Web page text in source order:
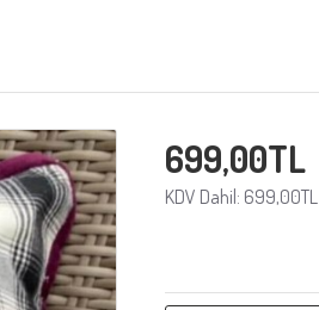
699,00TL
KDV Dahil: 699,00TL